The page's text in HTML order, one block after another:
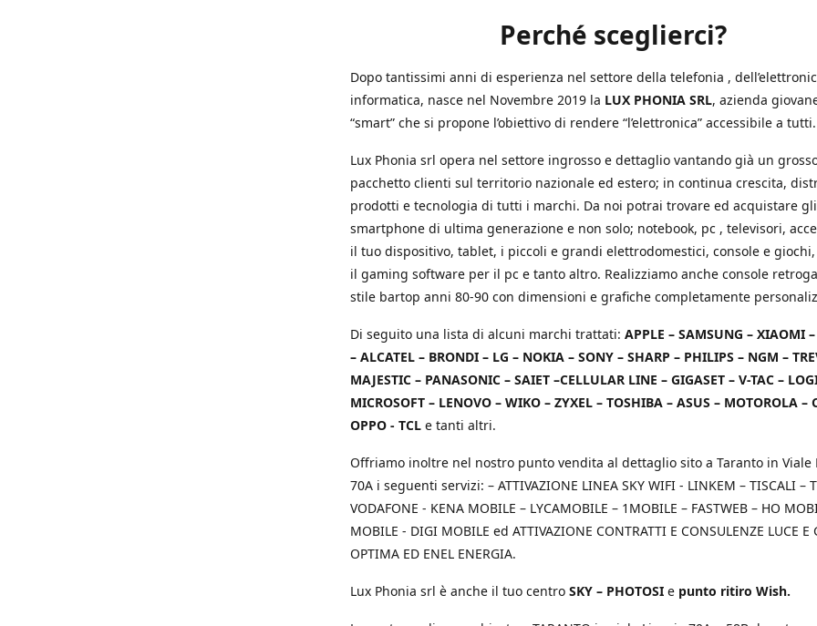
Perché sceglierci?
Dopo tantissimi anni di esperienza nel settore della telefonia ,
informatica, nasce nel Novembre 2019 la LUX PHONIA SRL, azienda
“smart” che si propone l’obiettivo di rendere “l’elettronica” accessibile a tutti.
Lux Phonia srl opera nel settore ingrosso e dettaglio vantando già un
pacchetto clienti sul territorio nazionale ed estero; in continua crescita,
prodotti e tecnologia di tutti i marchi. Da noi potrai trovare ed acquistare gli
smartphone di ultima generazione e non solo; notebook, pc , televisori,
il tuo dispositivo, tablet, i piccoli e grandi elettrodomestici, console e
il gaming software per il pc e tanto altro. Realizziamo anche console
stile bartop anni 80-90 con dimensioni e grafiche completamente
Di seguito una lista di alcuni marchi trattati: APPLE – SAMSUNG – XIAOMI
– ALCATEL – BRONDI – LG – NOKIA – SONY – SHARP – PHILIPS – NGM –
MAJESTIC – PANASONIC – SAIET –CELLULAR LINE – GIGASET – V-TAC –
MICROSOFT – LENOVO – WIKO – ZYXEL – TOSHIBA – ASUS – MOTOROLA –
OPPO - TCL e tanti altri.
Offriamo inoltre nel nostro punto vendita al dettaglio sito a Taranto in Viale
70A i seguenti servizi: – ATTIVAZIONE LINEA SKY WIFI - LINKEM – TISCALI –
VODAFONE - KENA MOBILE – LYCAMOBILE – 1MOBILE – FASTWEB – HO
MOBILE - DIGI MOBILE ed ATTIVAZIONE CONTRATTI E CONSULENZE LUCE E
OPTIMA ED ENEL ENERGIA.
Lux Phonia srl è anche il tuo centro SKY – PHOTOSI e punto ritiro Wish.